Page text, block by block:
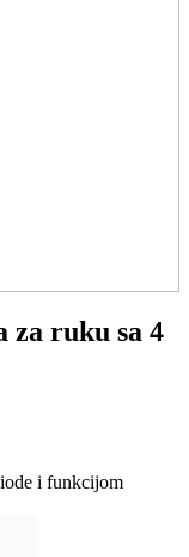
ruku sa 4
i funkcijom